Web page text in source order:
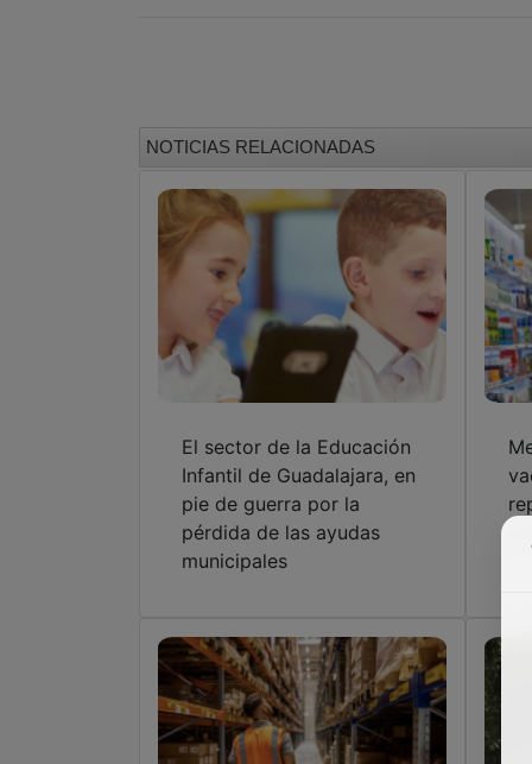
NOTICIAS RELACIONADAS
El sector de la Educación
Infantil de Guadalajara, en
pie de guerra por la
pérdida de las ayudas
municipales